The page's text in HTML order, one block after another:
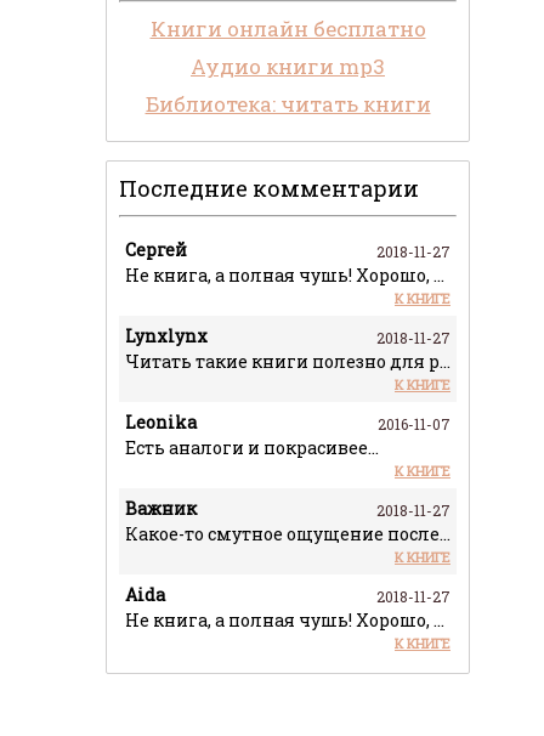
Книги онлайн бесплатно
Аудио книги mp3
Библиотека: читать книги
Последние комментарии
Сергей 2018-11-27
Не книга, а полная чушь! Хорошо, что чит
К КНИГЕ
Lynxlynx 2018-11-27
Читать такие книги полезно для расширени
К КНИГЕ
Leonika 2016-11-07
Есть аналоги и покрасивее...
К КНИГЕ
Важник 2018-11-27
Какое-то смутное ощущение после прочтени
К КНИГЕ
Aida 2018-11-27
Не книга, а полная чушь! Хорошо, что чит
К КНИГЕ